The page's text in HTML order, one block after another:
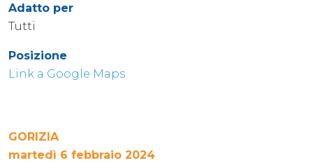
Adatto per
Tutti
Posizione
Link a Google Maps
GORIZIA
martedì 6 febbraio 2024